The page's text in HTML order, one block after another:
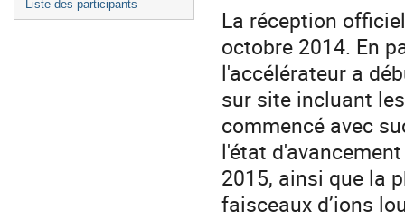
Liste des participants
La réception
octobre 2014. En
l'accélérateur a
sur site incluant
commencé avec
l'état
2015, ainsi que la
faisceaux d’ions